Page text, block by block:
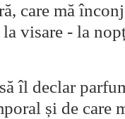
care mă
visare - la
îl declar
și de care